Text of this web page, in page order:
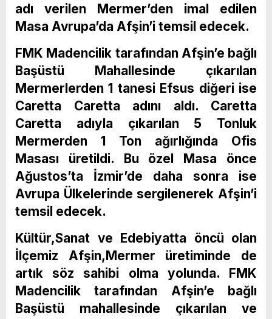
adı verilen Mermer’den imal edilen
Masa Avrupa’da Afşin’i temsil edecek.
FMK Madencilik tarafından Afşin’e bağlı
Başüstü Mahallesinde çıkarılan
Mermerlerden 1 tanesi Efsus diğeri ise
Caretta Caretta adını aldı. Caretta
Caretta adıyla çıkarılan 5 Tonluk
Mermerden 1 Ton ağırlığında Ofis
Masası üretildi. Bu özel Masa önce
Ağustos’ta İzmir’de daha sonra ise
Avrupa Ülkelerinde sergilenerek Afşin’i
temsil edecek.
Kültür,Sanat ve Edebiyatta öncü olan
İlçemiz Afşin,Mermer üretiminde de
artık söz sahibi olma yolunda. FMK
Madencilik tarafından Afşin’e bağlı
Başüstü mahallesinde çıkarılan ve